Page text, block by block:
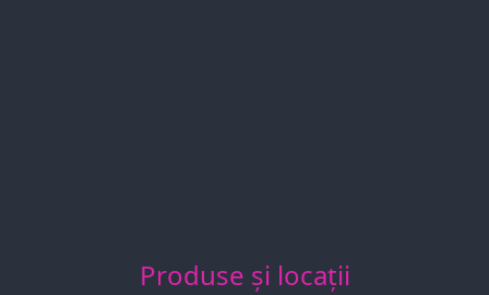
Produse și locații